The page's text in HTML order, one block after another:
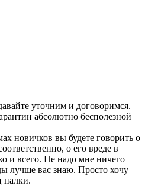
уточним и договоримся.
абсолютно бесполезной
новичков вы будете говорить о
о его вреде в
и всего. Не надо мне ничего
лучше вас знаю. Просто хочу
палки.